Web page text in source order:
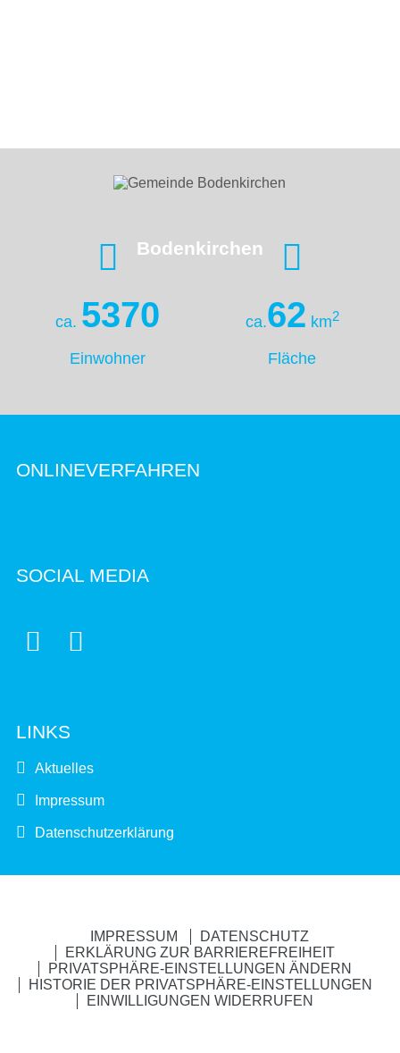
Bodenkirchen
ca. 5370
Einwohner
ca.62 km2
Fläche
ONLINEVERFAHREN
SOCIAL MEDIA
 
LINKS
Aktuelles
Impressum
Datenschutzerklärung
IMPRESSUM
DATENSCHUTZ
ERKLÄRUNG ZUR BARRIEREFREIHEIT
PRIVATSPHÄRE-EINSTELLUNGEN ÄNDERN
HISTORIE DER PRIVATSPHÄRE-EINSTELLUNGEN
EINWILLIGUNGEN WIDERRUFEN